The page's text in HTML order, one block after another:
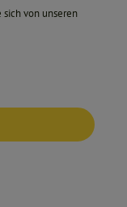
sich von unseren